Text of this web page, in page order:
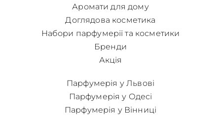
Аромати для дому
Доглядова косметика
Набори парфумерії та косметики
Бренди
Акція
Парфумерія у Львові
Парфумерія у Одесі
Парфумерія у Вінниці